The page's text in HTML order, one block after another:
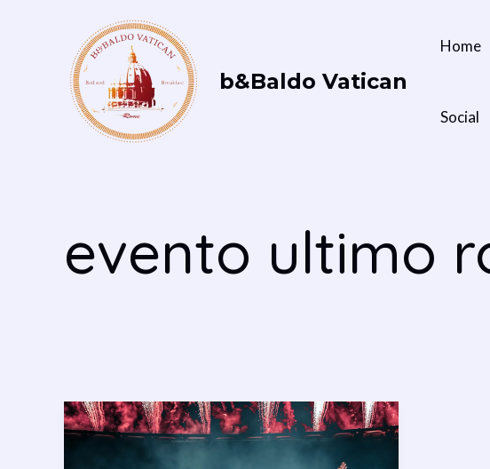
b&Baldo Vatican
Home
Social
evento ultimo